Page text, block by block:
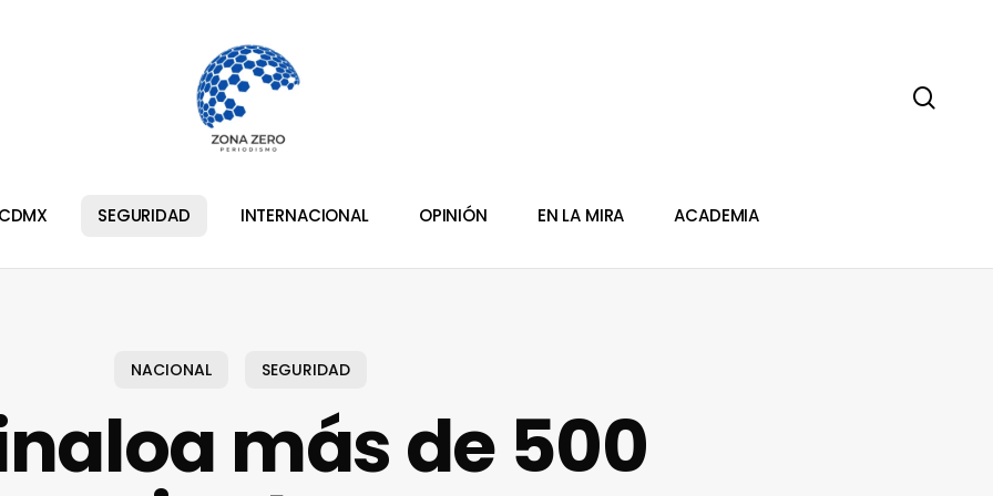
CDMX SEGURIDAD INTERNACIONAL OPINIÓN EN LA MIRA ACADEMIA
NACIONAL SEGURIDAD
más de 500